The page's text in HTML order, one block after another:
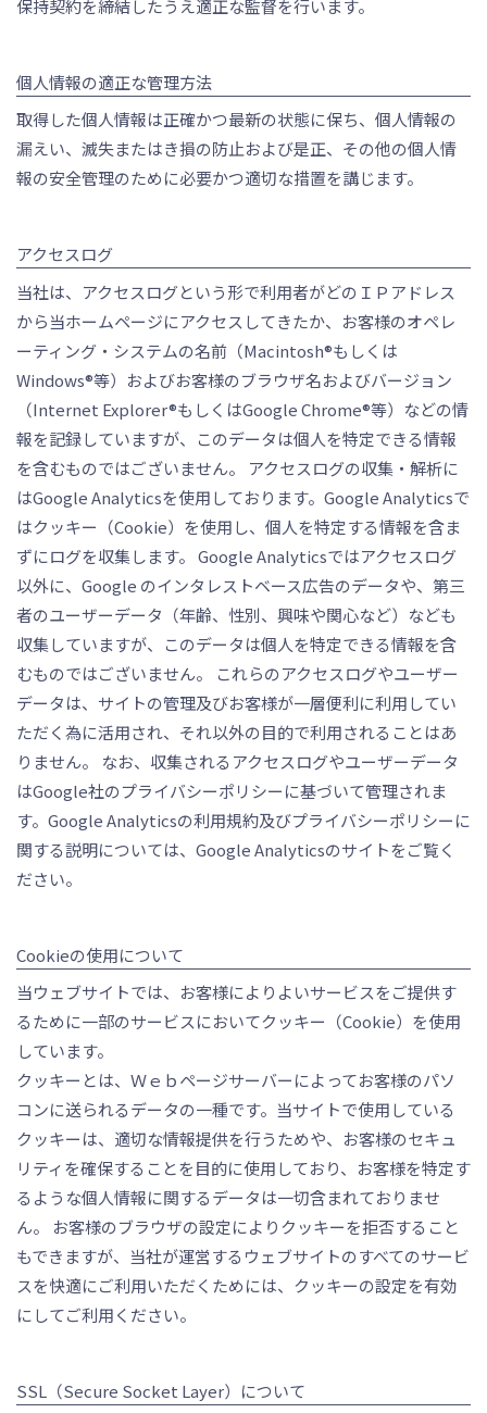
保持契約を締結したうえ適正な監督を行います。
個人情報の適正な管理方法
取得した個人情報は正確かつ最新の状態に保ち、個人情報の
漏えい、滅失またはき損の防止および是正、その他の個人情
報の安全管理のために必要かつ適切な措置を講じます。
アクセスログ
当社は、アクセスログという形で利用者がどのＩＰアドレス
から当ホームページにアクセスしてきたか、お客様のオペレ
ーティング・システムの名前（Macintosh®もしくは
Windows®等）およびお客様のブラウザ名およびバージョン
（Internet Explorer®もしくはGoogle Chrome®等）などの情
報を記録していますが、このデータは個人を特定できる情報
を含むものではございません。 アクセスログの収集・解析に
はGoogle Analyticsを使用しております。Google Analyticsで
はクッキー（Cookie）を使用し、個人を特定する情報を含ま
ずにログを収集します。 Google Analyticsではアクセスログ
以外に、Google のインタレストベース広告のデータや、第三
者のユーザーデータ（年齢、性別、興味や関心など）なども
収集していますが、このデータは個人を特定できる情報を含
むものではございません。 これらのアクセスログやユーザー
データは、サイトの管理及びお客様が一層便利に利用してい
ただく為に活用され、それ以外の目的で利用されることはあ
りません。 なお、収集されるアクセスログやユーザーデータ
はGoogle社のプライバシーポリシーに基づいて管理されま
す。Google Analyticsの利用規約及びプライバシーポリシーに
関する説明については、Google Analyticsのサイトをご覧く
ださい。
Cookieの使用について
当ウェブサイトでは、お客様によりよいサービスをご提供す
るために一部のサービスにおいてクッキー（Cookie）を使用
しています。
クッキーとは、Ｗｅｂページサーバーによってお客様のパソ
コンに送られるデータの一種です。当サイトで使用している
クッキーは、適切な情報提供を行うためや、お客様のセキュ
リティを確保することを目的に使用しており、お客様を特定す
るような個人情報に関するデータは一切含まれておりませ
ん。 お客様のブラウザの設定によりクッキーを拒否すること
もできますが、当社が運営するウェブサイトのすべてのサービ
スを快適にご利用いただくためには、クッキーの設定を有効
にしてご利用ください。
SSL（Secure Socket Layer）について